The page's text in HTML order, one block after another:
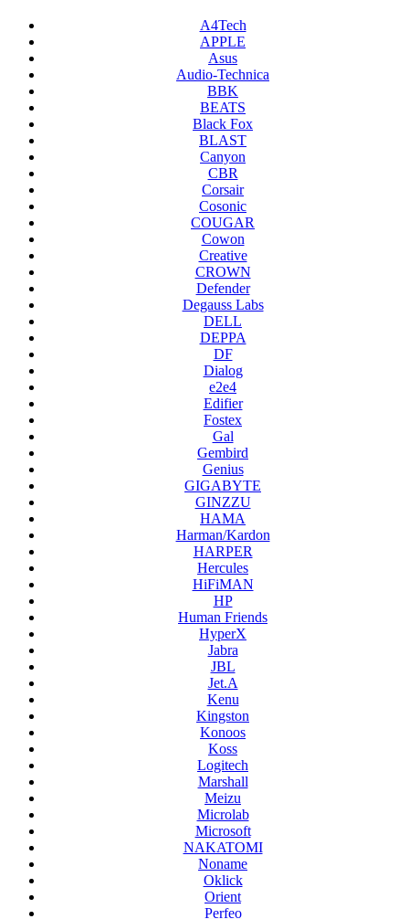
A4Tech
APPLE
Asus
Audio-Technica
BBK
BEATS
Black Fox
BLAST
Canyon
CBR
Corsair
Cosonic
COUGAR
Cowon
Creative
CROWN
Defender
Degauss Labs
DELL
DEPPA
DF
Dialog
e2e4
Edifier
Fostex
Gal
Gembird
Genius
GIGABYTE
GINZZU
HAMA
Harman/Kardon
HARPER
Hercules
HiFiMAN
HP
Human Friends
HyperX
Jabra
JBL
Jet.A
Kenu
Kingston
Konoos
Koss
Logitech
Marshall
Meizu
Microlab
Microsoft
NAKATOMI
Noname
Oklick
Orient
Perfeo